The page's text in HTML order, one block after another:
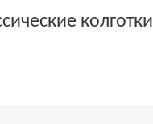
колготки